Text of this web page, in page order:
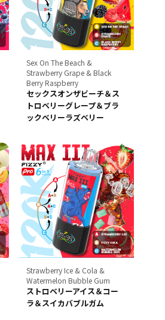
Sex On The Beach &
Strawberry Grape & Black
Berry Raspberry
セックスオンザビーチ＆ス
トロベリーグレープ＆ブラ
ックベリーラズベリー
Strawberry Ice & Cola &
Watermelon Bubble Gum
ストロベリーアイス＆コー
ラ＆スイカバブルガム